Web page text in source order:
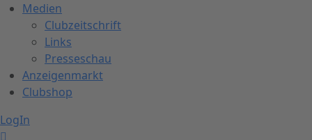
Medien
Clubzeitschrift
Links
Presseschau
Anzeigenmarkt
Clubshop
LogIn